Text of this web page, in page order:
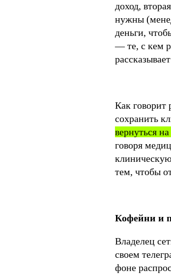
доход,
нужны
деньги,
— те, с кем
Как говорит
сохранить
вернуться
говоря
тем, чтобы
Кофейни и
Владелец
своем
фоне